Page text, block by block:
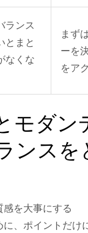
ランス
とまと
なくな
まず
ーを
をア
モダン
ンスを
感を大事にする
、ポイントだけ